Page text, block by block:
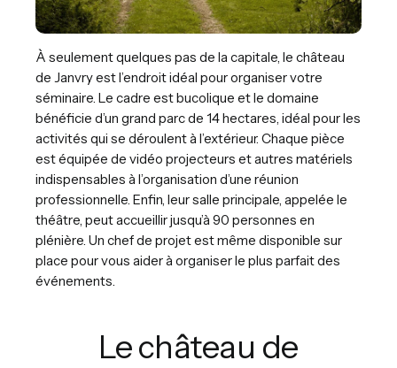
À seulement quelques pas de la capitale, le château
de Janvry est l’endroit idéal pour organiser votre
séminaire. Le cadre est bucolique et le domaine
bénéficie d’un grand parc de 14 hectares, idéal pour les
activités qui se déroulent à l’extérieur. Chaque pièce
est équipée de vidéo projecteurs et autres matériels
indispensables à l’organisation d’une réunion
professionnelle. Enfin, leur salle principale, appelée le
théâtre, peut accueillir jusqu’à 90 personnes en
plénière. Un chef de projet est même disponible sur
place pour vous aider à organiser le plus parfait des
événements.
Le château de